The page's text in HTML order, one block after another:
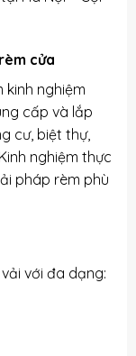
cửa
kinh nghiệm
cấp và lắp
cư, biệt thự,
nghiệm thực
pháp rèm phù
với đa dạng: